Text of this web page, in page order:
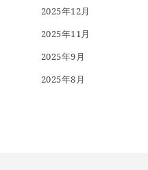
2025年12月
2025年11月
2025年9月
2025年8月